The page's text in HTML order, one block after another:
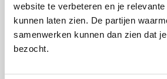
website te verbeteren en je
kunnen laten zien. De partijen
samenwerken kunnen dan zien dat
bezocht.
Bio
Latest Posts
Letizia Luijs
Verhalenverteller.